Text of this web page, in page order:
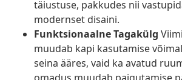
täiustuse, pakkudes nii
modernset disaini.
Funktsionaalne Tagakülg
muudab kapi kasutamise
seina ääres, vaid ka avatud